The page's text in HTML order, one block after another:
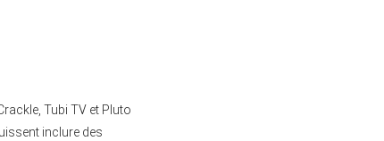
Tubi TV et Pluto
inclure des